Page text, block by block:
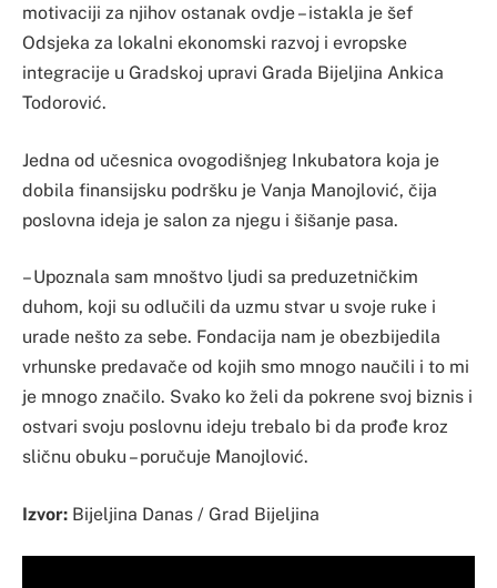
motivaciji za njihov ostanak ovdje – istakla je šef
Odsjeka za lokalni ekonomski razvoj i evropske
integracije u Gradskoj upravi Grada Bijeljina Ankica
Todorović.
Jedna od učesnica ovogodišnjeg Inkubatora koja je
dobila finansijsku podršku je Vanja Manojlović, čija
poslovna ideja je salon za njegu i šišanje pasa.
– Upoznala sam mnoštvo ljudi sa preduzetničkim
duhom, koji su odlučili da uzmu stvar u svoje ruke i
urade nešto za sebe. Fondacija nam je obezbijedila
vrhunske predavače od kojih smo mnogo naučili i to mi
je mnogo značilo. Svako ko želi da pokrene svoj biznis i
ostvari svoju poslovnu ideju trebalo bi da prođe kroz
sličnu obuku – poručuje Manojlović.
Izvor: Bijeljina Danas / Grad Bijeljina